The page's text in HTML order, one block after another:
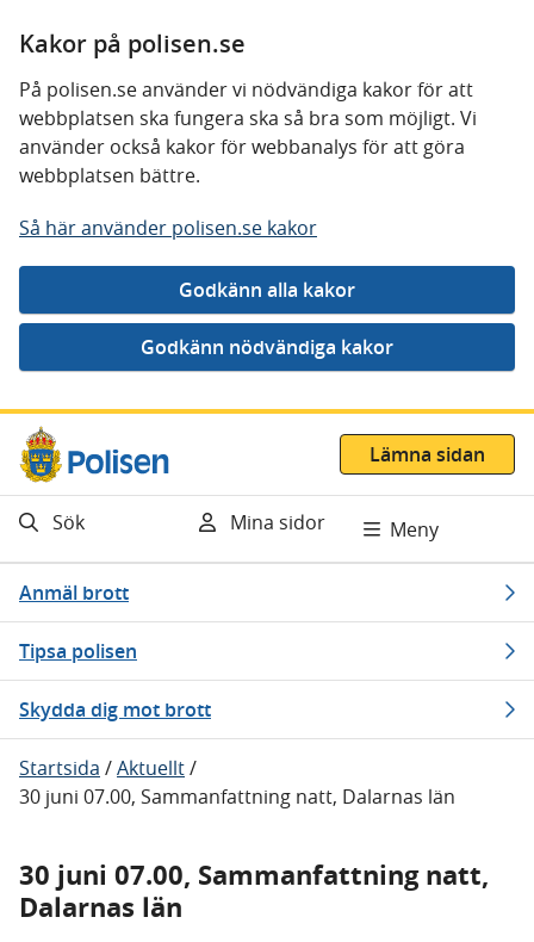
Kakor på polisen.se
På polisen.se använder vi nödvändiga kakor för att
webbplatsen ska fungera ska så bra som möjligt. Vi
använder också kakor för webbanalys för att göra
webbplatsen bättre.
Så här använder polisen.se kakor
Gå direkt till innehåll
Lämna sidan
Sök Mina sidor Meny
Anmäl brott
Tipsa polisen
Skydda dig mot brott
Startsida /Aktuellt/
30 juni 07.00, Sammanfattning natt, Dalarnas län
30 juni 07.00, Sammanfattning natt,
Dalarnas län